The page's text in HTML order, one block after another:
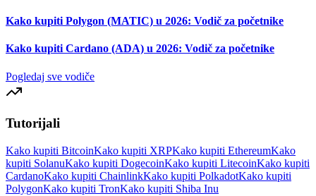
Kako kupiti Polygon (MATIC) u 2026: Vodič za početnike
Kako kupiti Cardano (ADA) u 2026: Vodič za početnike
Pogledaj sve vodiče
Tutorijali
Kako kupiti BitcoinKako kupiti XRPKako kupiti EthereumKako
kupiti SolanuKako kupiti DogecoinKako kupiti LitecoinKako kupiti
CardanoKako kupiti ChainlinkKako kupiti PolkadotKako kupiti
PolygonKako kupiti TronKako kupiti Shiba Inu